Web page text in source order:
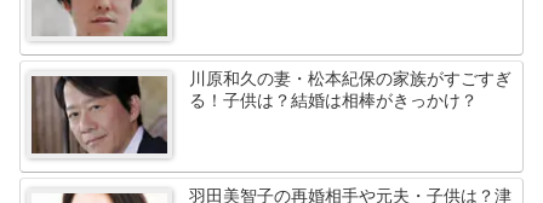
川原和久の妻・松本紀保の家族がすごすぎ
る！子供は？結婚は相棒がきっかけ？
羽田美智子の再婚相手や元夫・子供は？津